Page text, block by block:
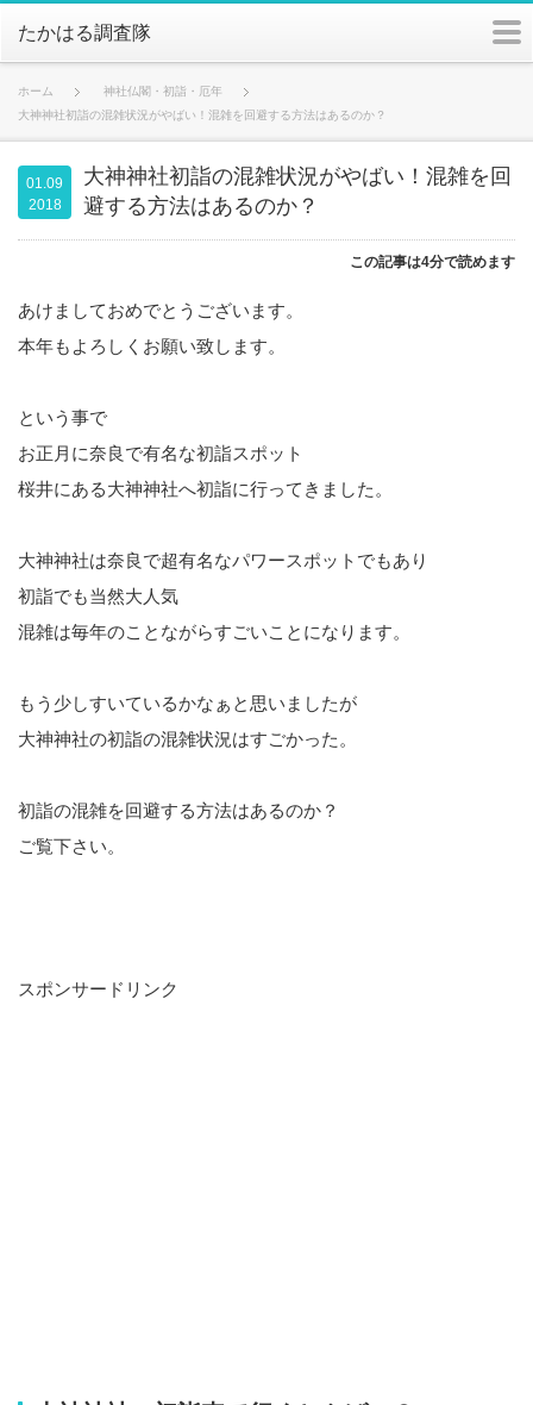
たかはる調査隊
ホーム
神社仏閣・初詣・厄年
大神神社初詣の混雑状況がやばい！混雑を回避する方法はあるのか？
大神神社初詣の混雑状況がやばい！混雑を回
避する方法はあるのか？
01.09
2018
この記事は4分で読めます
あけましておめでとうございます。
本年もよろしくお願い致します。
という事で
お正月に奈良で有名な初詣スポット
桜井にある大神神社へ初詣に行ってきました。
大神神社は奈良で超有名なパワースポットでもあり
初詣でも当然大人気
混雑は毎年のことながらすごいことになります。
もう少しすいているかなぁと思いましたが
大神神社の初詣の混雑状況はすごかった。
初詣の混雑を回避する方法はあるのか？
ご覧下さい。
スポンサードリンク